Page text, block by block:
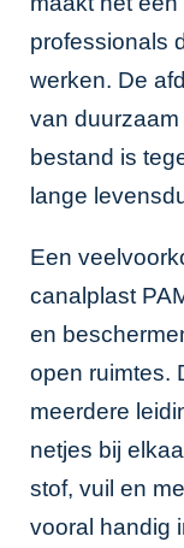
professionals
werken. De
van
bestand is
lange
Een
canalplast
en
open ruimtes.
meerdere
netjes bij
stof, vuil en
vooral handig